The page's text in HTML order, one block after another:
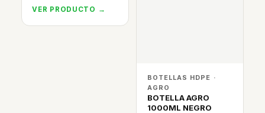
VER PRODUCTO →
BOTELLAS HDPE ·
AGRO
BOTELLA AGRO
1000ML NEGRO